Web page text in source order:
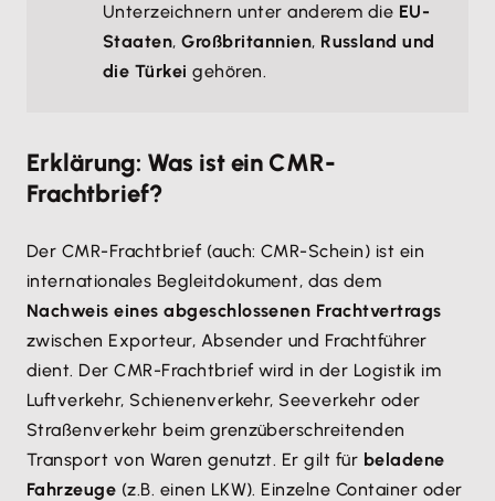
Unterzeichnern unter anderem die EU-
Staaten,Großbritannien, Russland und
die Türkei gehören.
Erklärung: Was ist ein CMR-
Frachtbrief?
Der CMR-Frachtbrief (auch: CMR-Schein) ist ein
internationales Begleitdokument, das dem
Nachweis eines abgeschlossenen Frachtvertrags
zwischen Exporteur, Absender und Frachtführer
dient. Der CMR-Frachtbrief wird in der Logistik im
Luftverkehr, Schienenverkehr, Seeverkehr oder
Straßenverkehr beim grenzüberschreitenden
Transport von Waren genutzt. Er gilt für beladene
Fahrzeuge (z.B. einen LKW). Einzelne Container oder